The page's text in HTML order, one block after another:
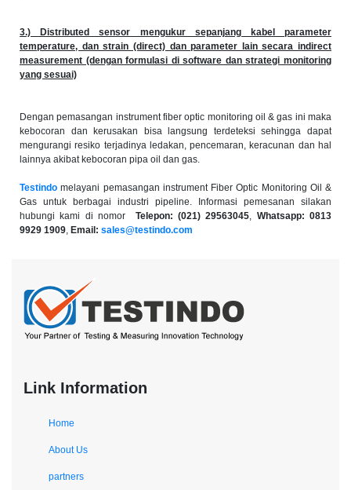
3.) Distributed sensor mengukur sepanjang kabel parameter
temperature, dan strain (direct) dan parameter lain secara indirect
measurement (dengan formulasi di software dan strategi monitoring
yang sesuai)
Dengan pemasangan instrument fiber optic monitoring oil & gas ini maka
kebocoran dan kerusakan bisa langsung terdeteksi sehingga dapat
mengurangi resiko terjadinya ledakan, pencemaran, keracunan dan hal
lainnya akibat kebocoran pipa oil dan gas.
Testindo melayani pemasangan instrument Fiber Optic Monitoring Oil &
Gas untuk berbagai industri pipeline. Informasi pemesanan silakan
hubungi kami di nomor Telepon: (021) 29563045, Whatsapp: 0813
9929 1909, Email: sales@testindo.com
Link Information
Home
About Us
partners